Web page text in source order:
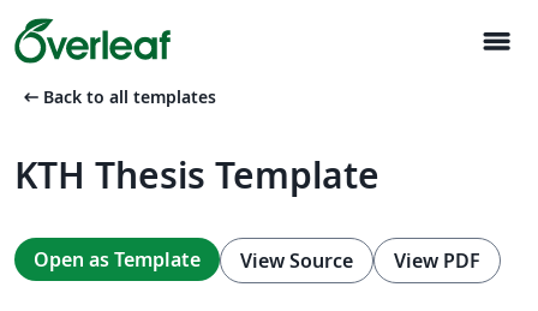
menu
arrow_left_alt Back to all templates
KTH Thesis Template
Open as Template View Source View PDF